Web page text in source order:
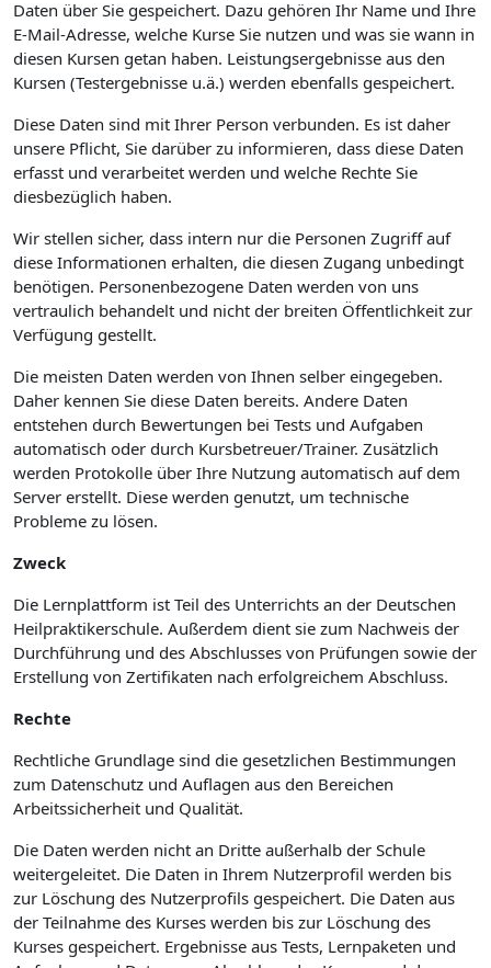
Daten über Sie gespeichert. Dazu gehören Ihr Name und Ihre
E-Mail-Adresse, welche Kurse Sie nutzen und was sie wann in
diesen Kursen getan haben. Leistungsergebnisse aus den
Kursen (Testergebnisse u.ä.) werden ebenfalls gespeichert.
Diese Daten sind mit Ihrer Person verbunden. Es ist daher
unsere Pflicht, Sie darüber zu informieren, dass diese Daten
erfasst und verarbeitet werden und welche Rechte Sie
diesbezüglich haben.
Wir stellen sicher, dass intern nur die Personen Zugriff auf
diese Informationen erhalten, die diesen Zugang unbedingt
benötigen. Personenbezogene Daten werden von uns
vertraulich behandelt und nicht der breiten Öffentlichkeit zur
Verfügung gestellt.
Die meisten Daten werden von Ihnen selber eingegeben.
Daher kennen Sie diese Daten bereits. Andere Daten
entstehen durch Bewertungen bei Tests und Aufgaben
automatisch oder durch Kursbetreuer/Trainer. Zusätzlich
werden Protokolle über Ihre Nutzung automatisch auf dem
Server erstellt. Diese werden genutzt, um technische
Probleme zu lösen.
Zweck
Die Lernplattform ist Teil des Unterrichts an der Deutschen
Heilpraktikerschule. Außerdem dient sie zum Nachweis der
Durchführung und des Abschlusses von Prüfungen sowie der
Erstellung von Zertifikaten nach erfolgreichem Abschluss.
Rechte
Rechtliche Grundlage sind die gesetzlichen Bestimmungen
zum Datenschutz und Auflagen aus den Bereichen
Arbeitssicherheit und Qualität.
Die Daten werden nicht an Dritte außerhalb der Schule
weitergeleitet. Die Daten in Ihrem Nutzerprofil werden bis
zur Löschung des Nutzerprofils gespeichert. Die Daten aus
der Teilnahme des Kurses werden bis zur Löschung des
Kurses gespeichert. Ergebnisse aus Tests, Lernpaketen und